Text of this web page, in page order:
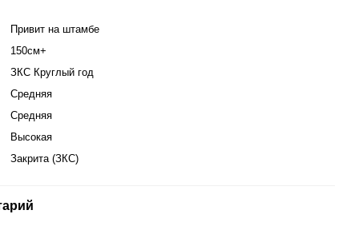
Привит на штамбе
150см+
ЗКС Круглый год
Средняя
Средняя
Высокая
Закрита (ЗКС)